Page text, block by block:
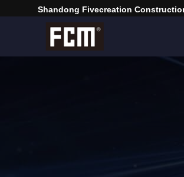
Shandong Fivecreation